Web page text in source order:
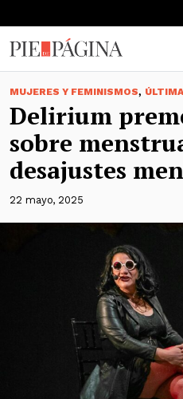
MUJERES Y FEMINISMOS,
Delirium
sobre
desajustes
22 mayo, 2025